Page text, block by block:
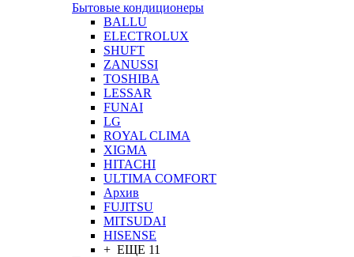
Бытовые кондиционеры
BALLU
ELECTROLUX
SHUFT
ZANUSSI
TOSHIBA
LESSAR
FUNAI
LG
ROYAL CLIMA
XIGMA
HITACHI
ULTIMA COMFORT
Архив
FUJITSU
MITSUDAI
HISENSE
+ ЕЩЕ 11